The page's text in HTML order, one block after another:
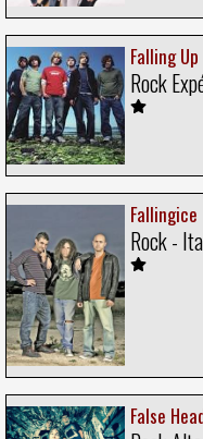
Falling Up
Rock
Fallingice
Rock -
False